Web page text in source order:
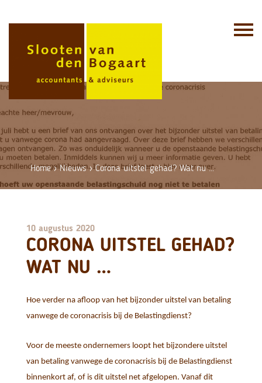
Home›Nieuws›Corona uitstel gehad? Wat nu …
10 augustus 2020
CORONA UITSTEL GEHAD?
WAT NU …
Hoe verder na afloop van het bijzonder uitstel van betaling
vanwege de coronacrisis bij de Belastingdienst?
Voor de meeste ondernemers loopt het bijzondere uitstel
van betaling vanwege de coronacrisis bij de Belastingdienst
binnenkort af, of is dit uitstel net afgelopen. Vanaf dit